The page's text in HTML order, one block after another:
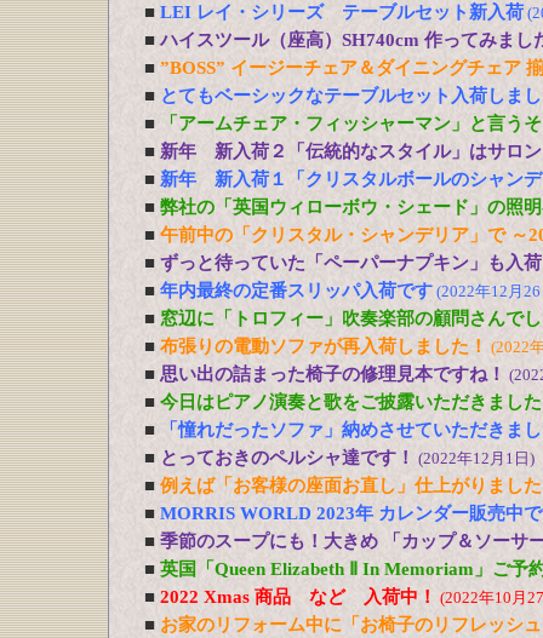
■ LEI レイ・シリーズ テーブルセット新入荷
■ ハイスツール（座高）SH740cm 作ってみまし
■ ”BOSS” イージーチェア＆ダイニングチェア
■ とてもベーシックなテーブルセット入荷しま
■
「アームチェア・フィッシャーマン」と言う
■ 新年 新入荷２「伝統的なスタイル」はサロ
■ 新年 新入荷１「クリスタルボールのシャン
■ 弊社の「英国ウィローボウ・シェード」の照
■ 午前中の「クリスタル・シャンデリア」で ～
■ ずっと待っていた「ペーパーナプキン」も入
■ 年内最終の定番スリッパ入荷です (2022年12月
■ 窓辺に「トロフィー」吹奏楽部の顧問さんで
■ 布張りの電動ソファが再入荷しました！ (2022
■ 思い出の詰まった椅子の修理見本ですね！
■ 今日はピアノ演奏と歌をご披露いただきまし
■
「憧れだったソファ」納めさせていただきま
■ とっておきのペルシャ達です！ (2022年12月1日)
■ 例えば「お客様の座面お直し」仕上がりました
■ MORRIS WORLD 2023年 カレンダー販売中
■ 季節のスープにも！大きめ 「カップ＆ソーサ
■ 英国「Queen Elizabeth Ⅱ In Memoriam」ご予
■ 2022 Xmas 商品 など 入荷中！ (2022年10月
■ お家のリフォーム中に「お椅子のリフレッシ